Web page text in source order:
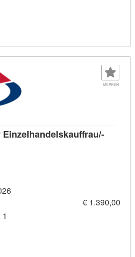
MERKEN
€ 1.390,00